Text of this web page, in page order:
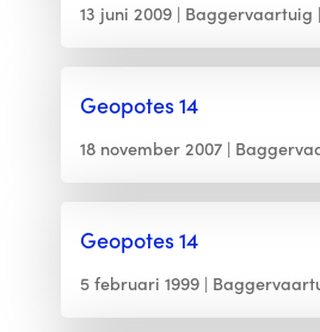
13 juni 2009 Baggervaartuig
Geopotes 14
18 november 2007
Geopotes 14
5 februari 1999